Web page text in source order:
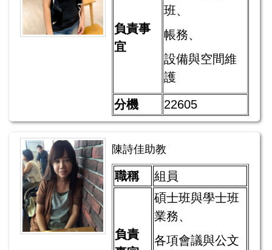
負責事
宜
班、
帳務、
設備與空間維
護
分機 22605
陳詩佳助教
職稱 組員
負責
碩士班與學士班
業務、
各項會議與公文